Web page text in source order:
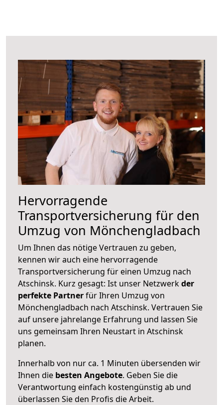
Hervorragende
Transportversicherung für den
Umzug von Mönchengladbach
Um Ihnen das nötige Vertrauen zu geben,
kennen wir auch eine hervorragende
Transportversicherung für einen Umzug nach
Atschinsk. Kurz gesagt: Ist unser Netzwerkder
perfekte Partnerfür Ihren Umzug von
Mönchengladbach nach Atschinsk. Vertrauen Sie
auf unsere jahrelange Erfahrung und lassen Sie
uns gemeinsam Ihren Neustart in Atschinsk
planen.
Innerhalb von nur ca. 1 Minuten übersenden wir
Ihnen die besten Angebote. Geben Sie die
Verantwortung einfach kostengünstig ab und
überlassen Sie den Profis die Arbeit.